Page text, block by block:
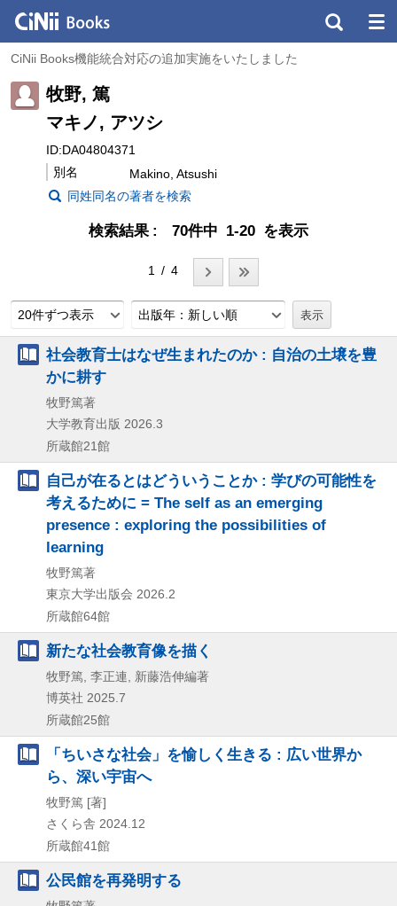
CiNii Books機能統合対応の追加実施をいたしました
牧野, 篤
マキノ, アツシ
ID:DA04804371
別名
Makino, Atsushi
同姓同名の著者を検索
検索結果 70件中 1-20 を表示
1 / 4
20件ずつ表示 出版年：新しい順
社会教育士はなぜ生まれたのか : 自治の土壌を豊
かに耕す
牧野篤著
大学教育出版 2026.3
所蔵館21館
自己が在るとはどういうことか : 学びの可能性を
考えるために = The self as an emerging
presence : exploring the possibilities of
learning
牧野篤著
東京大学出版会 2026.2
所蔵館64館
新たな社会教育像を描く
牧野篤, 李正連, 新藤浩伸編著
博英社 2025.7
所蔵館25館
「ちいさな社会」を愉しく生きる : 広い世界か
ら、深い宇宙へ
牧野篤 [著]
さくら舎 2024.12
所蔵館41館
公民館を再発明する